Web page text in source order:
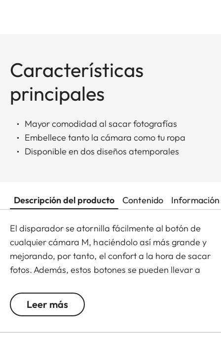
Características
principales
Mayor comodidad al sacar fotografías
Embellece tanto la cámara como tu ropa
Disponible en dos diseños atemporales
Descripción del producto Contenido
El disparador se atornilla fácilmente al botón de
cualquier cámara M, haciéndolo así más grande y
mejorando, por tanto, el confort a la hora de sacar
fotos. Además, estos botones se pueden llevar a
convirtiéndolo así en un accesorio de moda tanto
para tu cámara como para tu ropa. Disponible en
Leer más